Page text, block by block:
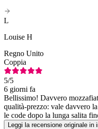
L
Louise H
Regno Unito
Coppia
5/5
6 giorni fa
Bellissimo! Davvero
qualità-prezzo: vale davvero
le code dopo la lunga salita
Leggi la recensione originale in